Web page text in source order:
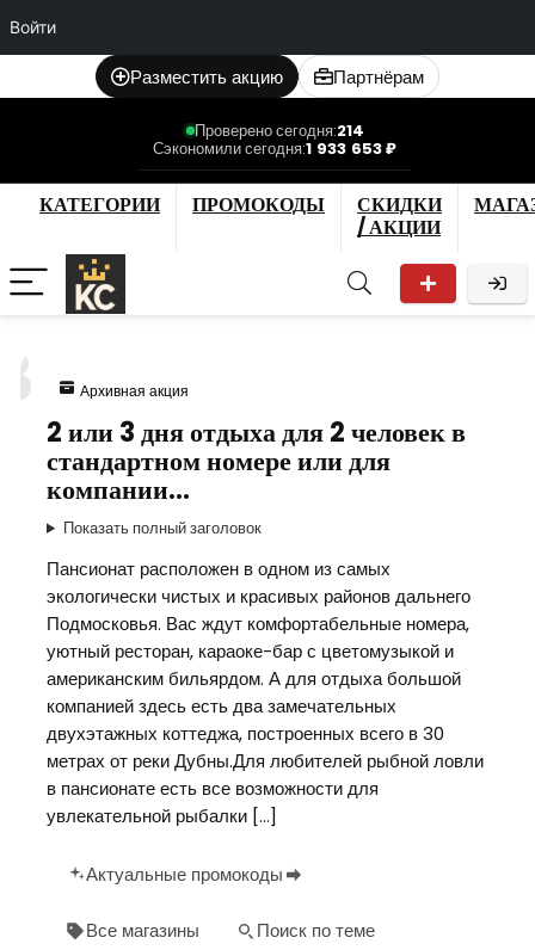
Войти
Разместить акцию Партнёрам
Проверено сегодня:214
Сэкономили сегодня:1 933 653 ₽
КАТЕГОРИИ ПРОМОКОДЫ
СКИДКИ
/ АКЦИИ
Архивная акция
2 или 3 дня отдыха для 2 человек в
стандартном номере или для
компании…
Показать полный заголовок
Пансионат расположен в одном из самых
экологически чистых и красивых районов дальнего
Подмосковья. Вас ждут комфортабельные номера,
уютный ресторан, караоке-бар с цветомузыкой и
американским бильярдом. А для отдыха большой
компанией здесь есть два замечательных
двухэтажных коттеджа, построенных всего в 30
метрах от реки Дубны.Для любителей рыбной ловли
в пансионате есть все возможности для
увлекательной рыбалки […]
Актуальные промокоды
Все магазины Поиск по теме